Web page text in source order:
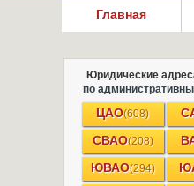
Главная
Юридические
по
ЦАО(608)
СВАО(208)
ЮВАО(294)